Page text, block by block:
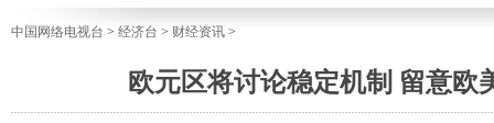
中国网络电视台 > 经济台 > 财经资讯 >
欧元区将讨论稳定机制 留意欧